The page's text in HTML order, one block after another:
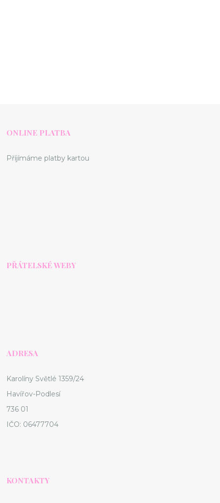
ONLINE PLATBA
Příjímáme platby kartou
PŘÁTELSKÉ WEBY
ADRESA
Karolíny Světlé 1359/24
Havířov-Podlesí
736 01
IČO: 06477704
KONTAKTY